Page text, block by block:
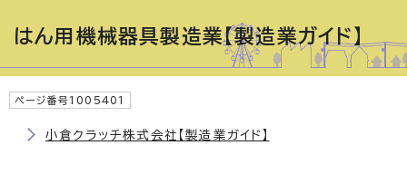
はん用機械器具製造業【製造業ガイド】
ページ番号1005401
小倉クラッチ株式会社【製造業ガイド】